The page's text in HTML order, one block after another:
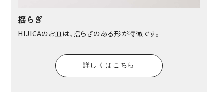
揺らぎ
HIJICAのお皿は、揺らぎのある形が特徴です。
詳しくはこちら